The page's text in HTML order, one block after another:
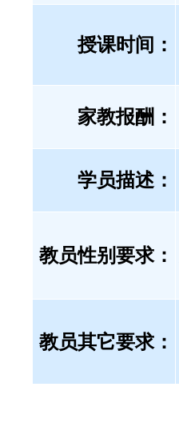
授课时间：
家教报酬：
学员描述：
教员性别要求：
教员其它要求：